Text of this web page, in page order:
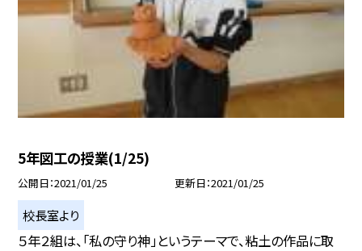
5年図工の授業(1/25)
公開日 2021/01/25 更新日 2021/01/25
校長室より
５年２組は、「私の守り神」というテーマで、粘土の作品に取